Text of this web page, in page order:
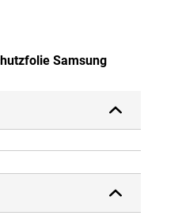
Samsung